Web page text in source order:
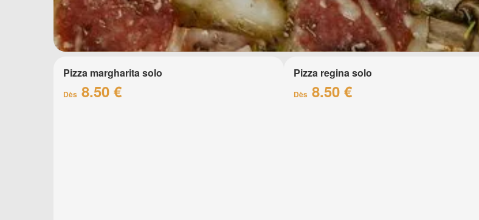
Pizza margharita solo
Dès 8.50 €
Pizza regina solo
Dès 8.50 €